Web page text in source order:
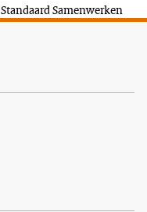
Standaard Samenwerken